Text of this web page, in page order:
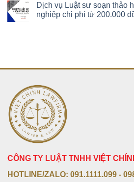
Dịch vụ Luật sư soạn thảo
nghiệp chi phí từ 200.000
CÔNG TY LUẬT TNHH VIỆT
HOTLINE/ZALO: 091.1111.099 -